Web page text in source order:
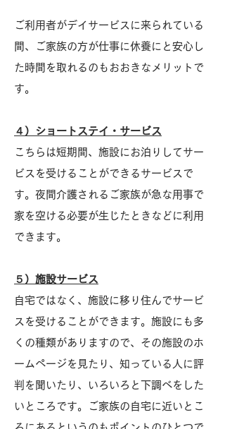
ご利用者がデイサービスに来られている
間、ご家族の方が仕事に休養にと安心し
た時間を取れるのもおおきなメリットで
す。
４）ショートステイ・サービス
こちらは短期間、施設にお泊りしてサー
ビスを受けることができるサービスで
す。夜間介護されるご家族が急な用事で
家を空ける必要が生じたときなどに利用
できます。
５）施設サービス
自宅ではなく、施設に移り住んでサービ
スを受けることができます。施設にも多
くの種類がありますので、その施設のホ
ームページを見たり、知っている人に評
判を聞いたり、いろいろと下調べをした
いところです。ご家族の自宅に近いとこ